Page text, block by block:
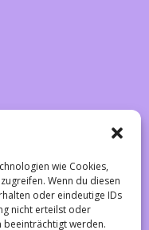
wie Cookies,
Wenn du diesen
oder eindeutige IDs
nicht erteilst oder
beeinträchtigt werden.